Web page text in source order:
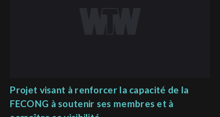
Projet visant à renforcer la capacité de la
FECONG à soutenir ses membres et à